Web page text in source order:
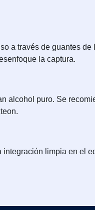
a través de guantes
la captura.
alcohol puro. Se
limpia en el